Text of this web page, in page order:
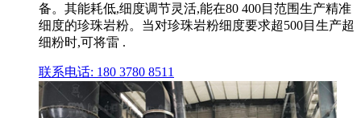
备。其能耗低,细度调节灵活,能在80 400目范围生产精准
细度的珍珠岩粉。当对珍珠岩粉细度要求超500目生产超
细粉时,可将雷 .
联系电话: 180 3780 8511